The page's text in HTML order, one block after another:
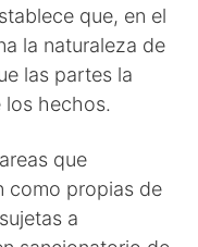
que, en el
la naturaleza de
las partes la
los hechos.
que
como propias de
a